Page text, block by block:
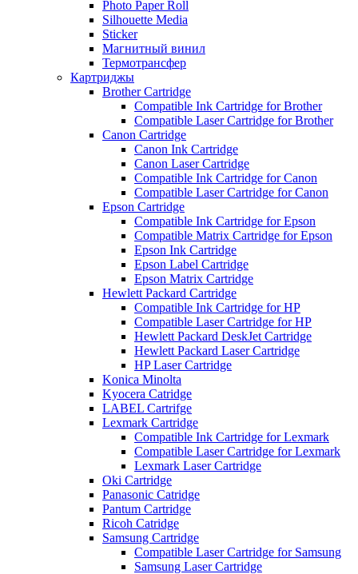
Photo Paper Roll
Silhouette Media
Sticker
Магнитный винил
Термотрансфер
Картриджы
Brother Cartridge
Compatible Ink Cartridge for Brother
Compatible Laser Cartridge for Brother
Canon Cartridge
Canon Ink Cartridge
Canon Laser Cartridge
Compatible Ink Cartridge for Canon
Compatible Laser Cartridge for Canon
Epson Cartridge
Compatible Ink Cartridge for Epson
Compatible Matrix Cartridge for Epson
Epson Ink Cartridge
Epson Label Cartridge
Epson Matrix Cartridge
Hewlett Packard Cartridge
Compatible Ink Cartridge for HP
Compatible Laser Cartridge for HP
Hewlett Packard DeskJet Cartridge
Hewlett Packard Laser Cartridge
HP Laser Cartridge
Konica Minolta
Kyocera Catridge
LABEL Cartrifge
Lexmark Cartridge
Compatible Ink Cartridge for Lexmark
Compatible Laser Cartridge for Lexmark
Lexmark Laser Cartridge
Oki Cartridge
Panasonic Catridge
Pantum Cartridge
Ricoh Catridge
Samsung Cartridge
Compatible Laser Cartridge for Samsung
Samsung Laser Cartridge